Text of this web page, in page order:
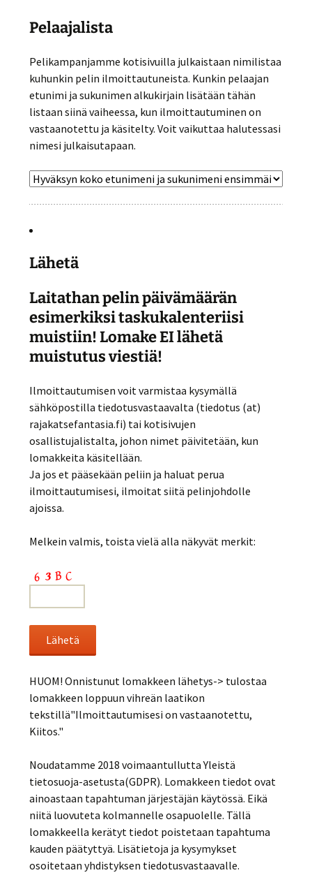
Pelaajalista
Pelikampanjamme kotisivuilla julkaistaan nimilistaa
kuhunkin pelin ilmoittautuneista. Kunkin pelaajan
etunimi ja sukunimen alkukirjain lisätään tähän
listaan siinä vaiheessa, kun ilmoittautuminen on
vastaanotettu ja käsitelty. Voit vaikuttaa halutessasi
nimesi julkaisutapaan.
Lähetä
Laitathan pelin päivämäärän
esimerkiksi taskukalenteriisi
muistiin! Lomake EI lähetä
muistutus viestiä!
Ilmoittautumisen voit varmistaa kysymällä
sähköpostilla tiedotusvastaavalta (tiedotus (at)
rajakatsefantasia.fi) tai kotisivujen
osallistujalistalta, johon nimet päivitetään, kun
lomakkeita käsitellään.
Ja jos et pääsekään peliin ja haluat perua
ilmoittautumisesi, ilmoitat siitä pelinjohdolle
ajoissa.
Melkein valmis, toista vielä alla näkyvät merkit:
HUOM! Onnistunut lomakkeen lähetys-> tulostaa
lomakkeen loppuun vihreän laatikon
tekstillä"Ilmoittautumisesi on vastaanotettu,
Kiitos."
Noudatamme 2018 voimaantullutta Yleistä
tietosuoja-asetusta(GDPR). Lomakkeen tiedot ovat
ainoastaan tapahtuman järjestäjän käytössä. Eikä
niitä luovuteta kolmannelle osapuolelle. Tällä
lomakkeella kerätyt tiedot poistetaan tapahtuma
kauden päätyttyä. Lisätietoja ja kysymykset
osoitetaan yhdistyksen tiedotusvastaavalle.